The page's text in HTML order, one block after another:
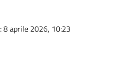
: 8 aprile 2026, 10:23